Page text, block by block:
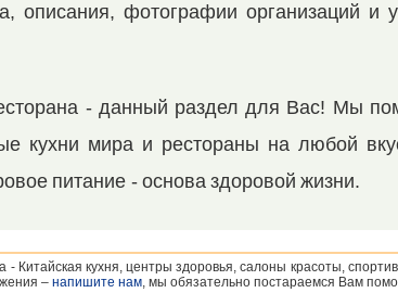
описания, фотографии организаций и
- данный раздел для Вас! Мы
кухни мира и рестораны на любой
питание - основа здоровой жизни.
Китайская кухня, центры здоровья, салоны красоты,
– напишите нам, мы обязательно постараемся Вам